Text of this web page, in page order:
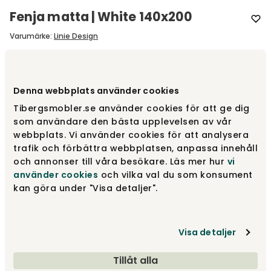
Denna webbplats använder cookies
Tibergsmobler.se använder cookies för att ge dig
som användare den bästa upplevelsen av vår
webbplats. Vi använder cookies för att analysera
trafik och förbättra webbplatsen, anpassa innehåll
och annonser till våra besökare. Läs mer hur vi
använder cookies och vilka val du som konsument
kan göra under "Visa detaljer".
Visa detaljer
Tillåt alla
Fenja matta | White 140x200
Varumärke: Linie Design
140x200 cm
Tillbehör
Rekommenderade tillval
Fri frakt över 1.500 kr